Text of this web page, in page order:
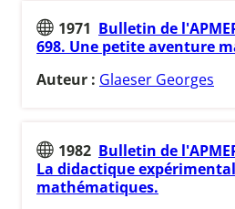
1971 Bulletin de
698. Une petite aventure
Auteur : Glaeser Georges
1982 Bulletin de
La didactique
mathématiques.